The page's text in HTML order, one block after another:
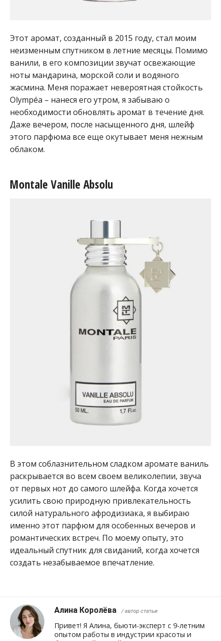
Этот аромат, созданный в 2015 году, стал моим
неизменным спутником в летние месяцы. Помимо
ванили, в его композиции звучат освежающие
ноты мандарина, морской соли и водяного
жасмина. Меня поражает невероятная стойкость
Olympéa – нанеся его утром, я забываю о
необходимости обновлять аромат в течение дня.
Даже вечером, после насыщенного дня, шлейф
этого парфюма все еще окутывает меня нежным
облаком.
Montale Vanille Absolu
В этом соблазнительном сладком аромате ваниль
раскрывается во всем своем великолепии, звуча
от первых нот до самого шлейфа. Когда хочется
усилить свою природную привлекательность
силой натурального афродизиака, я выбираю
именно этот парфюм для особенных вечеров и
романтических встреч. По моему опыту, это
идеальный спутник для свиданий, когда хочется
создать незабываемое впечатление.
Алина Королёва / автор статьи
Привет! Я Алина, бьюти-эксперт с 9-летним
опытом работы в индустрии красоты и